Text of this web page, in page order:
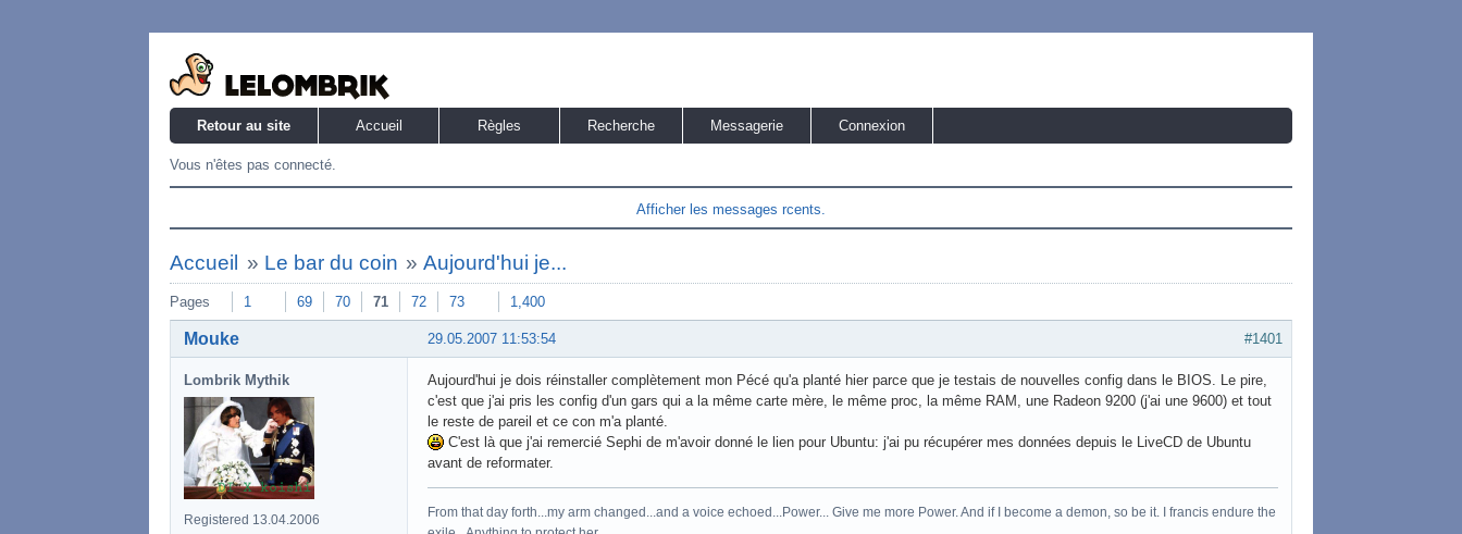
Retour au site Accueil Règles Recherche Messagerie Connexion
Vous n'êtes pas connecté.
Afficher les messages rcents.
Accueil » Le bar du coin »Aujourd'hui je...
Pages 1 69 70 71 72 73 1,400
#1401
29.05.2007 11:53:54
Mouke
Lombrik Mythik
Registered 13.04.2006
Aujourd'hui je dois réinstaller complètement mon Pécé qu'a planté hier parce que je testais de nouvelles config dans le BIOS. Le pire,
c'est que j'ai pris les config d'un gars qui a la même carte mère, le même proc, la même RAM, une Radeon 9200 (j'ai une 9600) et tout
le reste de pareil et ce con m'a planté.
C'est là que j'ai remercié Sephi de m'avoir donné le lien pour Ubuntu: j'ai pu récupérer mes données depuis le LiveCD de Ubuntu
avant de reformater.
From that day forth...my arm changed...and a voice echoed...Power... Give me more Power. And if I become a demon, so be it. I francis endure the